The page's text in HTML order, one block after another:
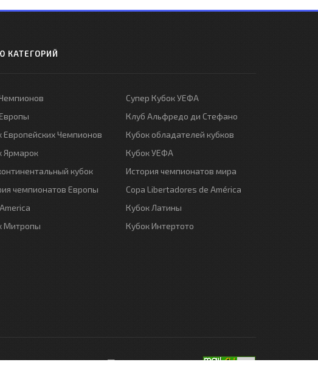
КАТЕГОРИЙ
Европейских Чемпионов
Ярмарок
кубок
чемпионатов Европы
Митропы
Супер Кубок УЕФА
Клуб Альфредо ди Стефано
Кубок обладателей кубков
Кубок УЕФА
История чемпионатов мира
Copa Libertadores de América
Кубок Латины
Кубок Интертото